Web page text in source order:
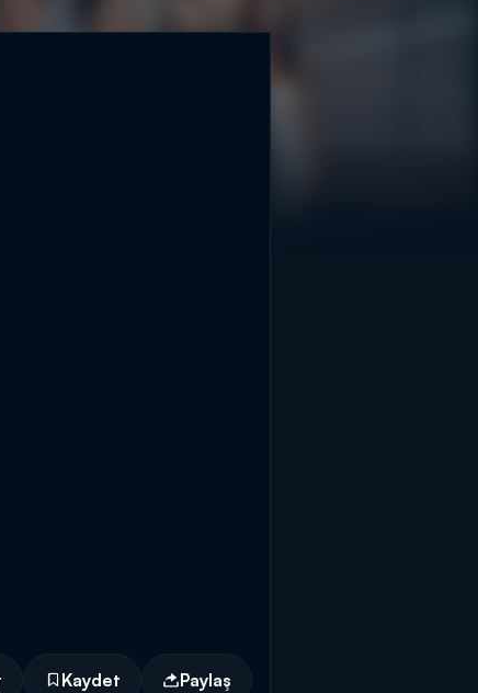
Kaydet Paylaş